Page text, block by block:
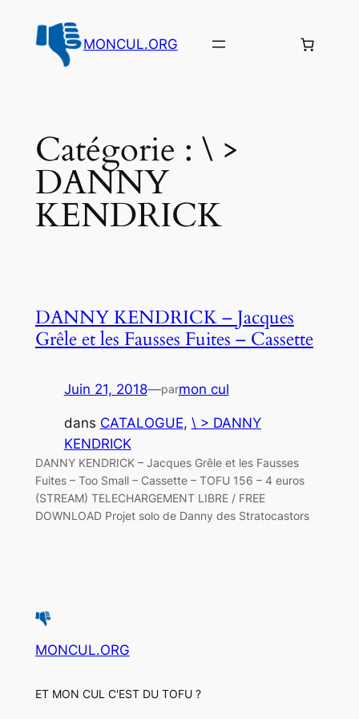
contenu
MONCUL.ORG
Catégorie : \ >
DANNY
KENDRICK
DANNY KENDRICK – Jacques
Grêle et les Fausses Fuites – Cassette
Juin 21, 2018—parmon cul
dans CATALOGUE, \ > DANNY
KENDRICK
DANNY KENDRICK – Jacques Grêle et les Fausses
Fuites – Too Small – Cassette – TOFU 156 – 4 euros
(STREAM) TELECHARGEMENT LIBRE / FREE
DOWNLOAD Projet solo de Danny des Stratocastors
MONCUL.ORG
ET MON CUL C'EST DU TOFU ?